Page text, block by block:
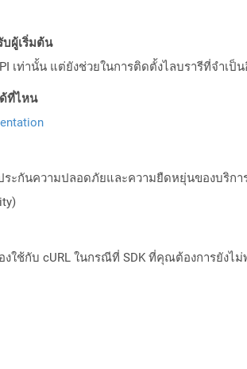
บผู้เริ่มต้น
เท่านั้น แต่ยังช่วยในการติดตั้งไลบรารีที่จำเป็
ด้ที่ไหน
ระกันความปลอดภัยและความยืดหยุ่นของบริก
ใช้กับ cURL ในกรณีที่ SDK ที่คุณต้องการยังไ